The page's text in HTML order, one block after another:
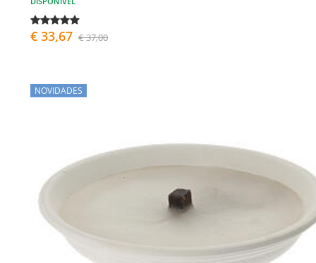
€ 33,67 € 37,00
NOVIDADES